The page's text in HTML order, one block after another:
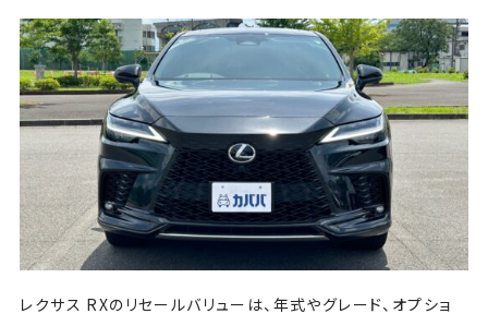
レクサス RXのリセールバリューは、年式やグレード、オプショ